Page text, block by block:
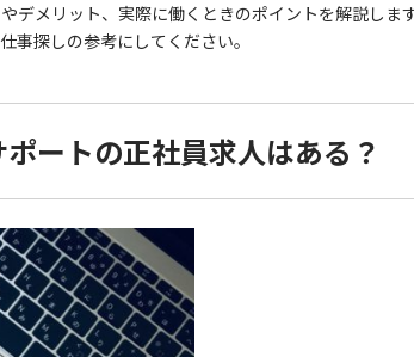
デメリット、実際に働くときのポイントを解説しま
事探しの参考にしてください。
ートの正社員求人はある？